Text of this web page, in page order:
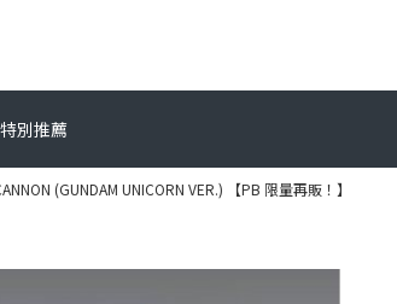
特別推薦
(GUNDAM UNICORN VER.) 【PB 限量再販！】